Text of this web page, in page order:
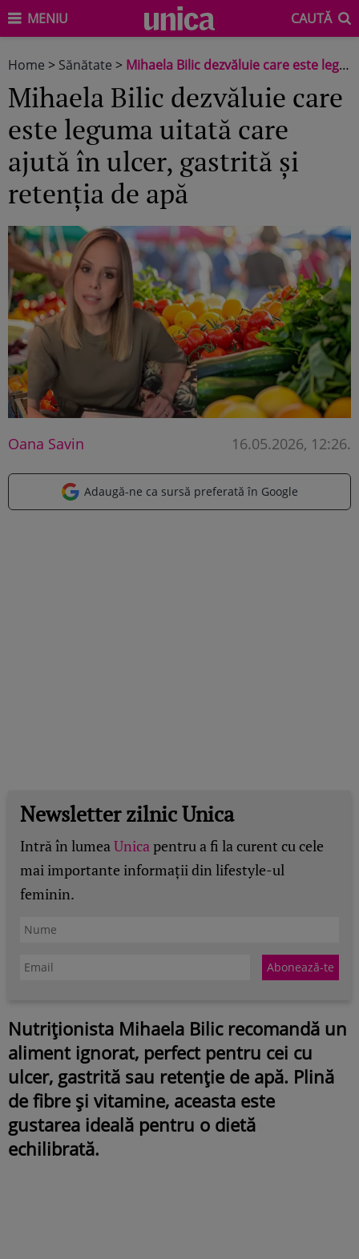
MENIU CAUTĂ
Home > Sănătate > Mihaela Bilic dezvăluie care este leguma uitată care ajută în ulcer, gastrită și retenția de apă
Mihaela Bilic dezvăluie care
este leguma uitată care
ajută în ulcer, gastrită și
retenția de apă
Oana Savin 16.05.2026, 12:26.
Adaugă-ne ca sursă preferată în Google
Newsletter zilnic Unica
Intră în lumeaUnicapentru a fi la curent cu cele
mai importante informații din lifestyle-ul
feminin.
Nutriționista Mihaela Bilic recomandă un
aliment ignorat, perfect pentru cei cu
ulcer, gastrită sau retenție de apă. Plină
de fibre și vitamine, aceasta este
gustarea ideală pentru o dietă
echilibrată.